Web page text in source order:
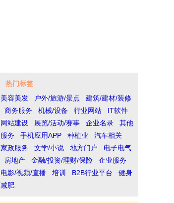
热门标签
美容美发
户外/旅游/景点
建筑/建材/装修
商务服务
机械/设备 行业网站
IT软件
网站建设
展览/活动/赛事 企业名录
其他
服务
手机应用APP 种植业
汽车相关
家政服务
文学/小说 地方门户
电子电气
房地产
金融/投资/理财/保险
企业服务
电影/视频/直播
培训 B2B行业平台
健身
减肥